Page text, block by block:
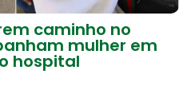
caminho no
mulher em
hospital